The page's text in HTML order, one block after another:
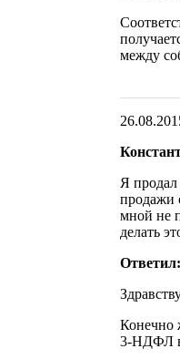
между
Я продал
продажи
мной не
делать
Конечно
3-НДФЛ